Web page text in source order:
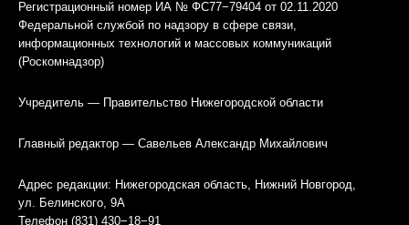
Регистрационный номер ИА № ФС77−79404 от 02.11.2020
Федеральной службой по надзору в сфере связи,
информационных технологий и массовых коммуникаций
(Роскомнадзор)
Учредитель — Правительство Нижегородской области
Главный редактор — Савельев Александр Михайлович
Адрес редакции: Нижегородская область, Нижний Новгород,
ул. Белинского, 9А
Телефон (831) 430−18−91